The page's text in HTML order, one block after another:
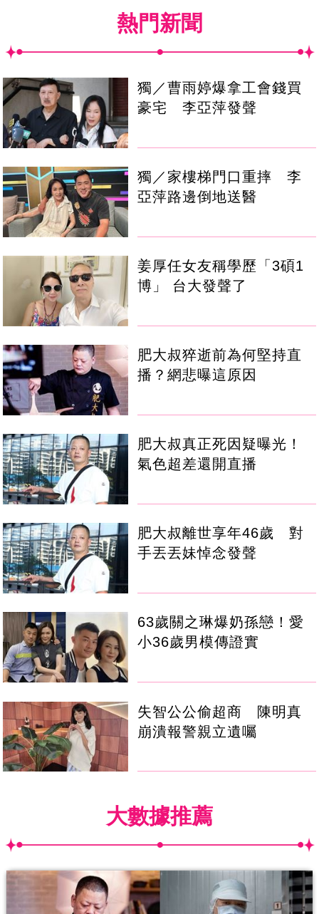
熱門新聞
獨／曹雨婷爆拿工會錢買
豪宅 李亞萍發聲
獨／家樓梯門口重摔 李
亞萍路邊倒地送醫
姜厚任女友稱學歷「3碩1
博」 台大發聲了
肥大叔猝逝前為何堅持直
播？網悲曝這原因
肥大叔真正死因疑曝光！
氣色超差還開直播
肥大叔離世享年46歲 對
手丟丟妹悼念發聲
63歲關之琳爆奶孫戀！愛
小36歲男模傳證實
失智公公偷超商 陳明真
崩潰報警親立遺囑
大數據推薦